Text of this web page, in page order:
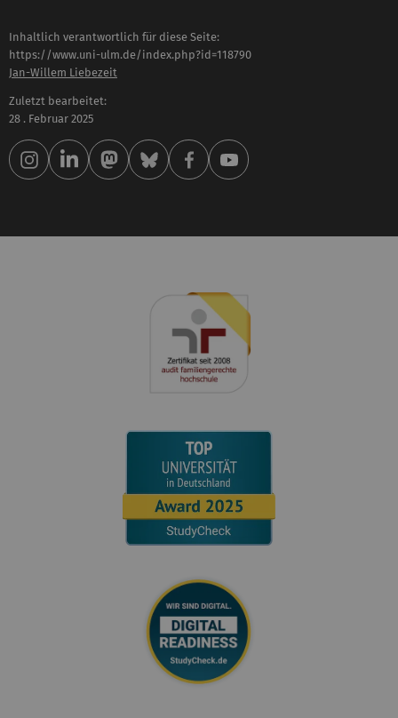
Inhaltlich verantwortlich für diese Seite:
https://www.uni-ulm.de/index.php?id=118790
Jan-Willem Liebezeit
Zuletzt bearbeitet:
28 . Februar 2025